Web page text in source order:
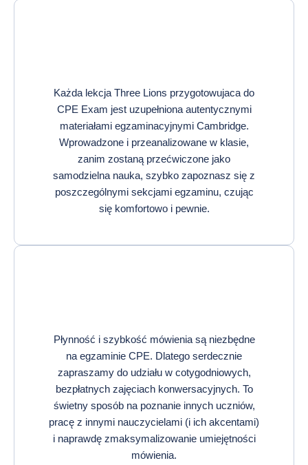
Każda lekcja Three Lions przygotowujaca do
CPE Exam jest uzupełniona autentycznymi
materiałami egzaminacyjnymi Cambridge.
Wprowadzone i przeanalizowane w klasie,
zanim zostaną przećwiczone jako
samodzielna nauka, szybko zapoznasz się z
poszczególnymi sekcjami egzaminu, czując
się komfortowo i pewnie.
Płynność i szybkość mówienia są niezbędne
na egzaminie CPE. Dlatego serdecznie
zapraszamy do udziału w cotygodniowych,
bezpłatnych zajęciach konwersacyjnych. To
świetny sposób na poznanie innych uczniów,
pracę z innymi nauczycielami (i ich akcentami)
i naprawdę zmaksymalizowanie umiejętności
mówienia.